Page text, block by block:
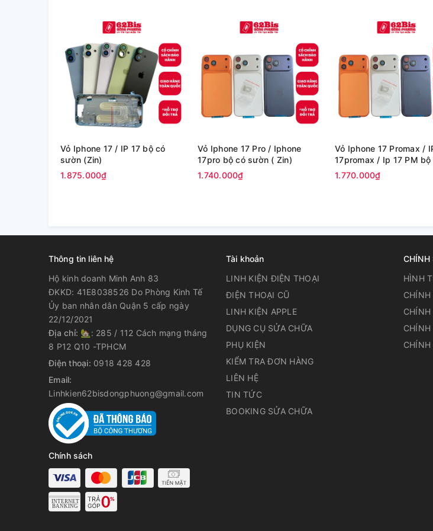
Vỏ Iphone 17 / IP 17 bộ có
sườn (Zin)
1.875.000₫
Vỏ Iphone 17 Pro / Iphone
17pro bộ có sườn ( Zin)
1.740.000₫
Vỏ Iphone 17 Promax /
17promax / Ip 17 PM bộ
sườn ( Zin)
1.770.000₫
Thông tin liên hệ
Hộ kinh doanh Minh Anh 83
ĐKKD: 41E8038526 Do Phòng Kinh Tế
Ủy ban nhân dân Quận 5 cấp ngày
22/12/2021
Địa chỉ: 🏡: 285 / 112 Cách mạng tháng
8 P12 Q10 -TPHCM
Điện thoại: 0918 428 428
Email:
Linhkien62bisdongphuong@gmail.com
Chính sách
Tài khoản
LINH KIỆN ĐIỆN THOẠI
ĐIỆN THOẠI CŨ
LINH KIỆN APPLE
DỤNG CỤ SỬA CHỮA
PHỤ KIỆN
KIỂM TRA ĐƠN HÀNG
LIÊN HỆ
TIN TỨC
BOOKING SỬA CHỮA
CHÍNH
HÌNH
CHÍNH
CHÍNH
CHÍNH